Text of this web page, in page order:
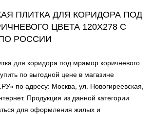
ПЛИТКА ДЛЯ КОРИДОРА ПОД
ЦВЕТА 120Х278 С
РОССИИ
для коридора под мрамор коричневого
по выгодной цене в магазине
по адресу: Москва, ул. Новогиреевская,
Продукция из данной категории
для оформления жилых и